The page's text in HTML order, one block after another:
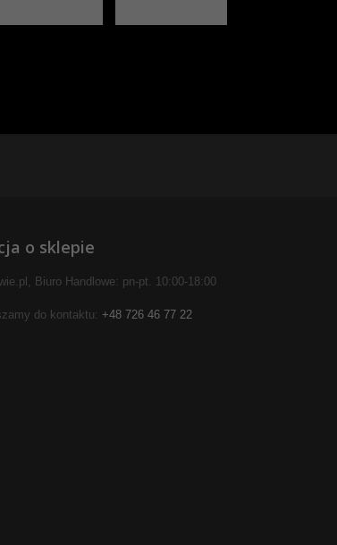
o sklepie
Biuro Handlowe: pn-pt. 10:00-18:00
do kontaktu: +48 726 46 77 22